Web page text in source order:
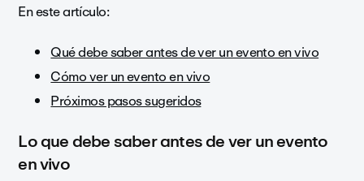
En este artículo:
Qué debe saber antes de ver un evento en vivo
Cómo ver un evento en vivo
Próximos pasos sugeridos
Lo que debe saber antes de ver un evento
en vivo